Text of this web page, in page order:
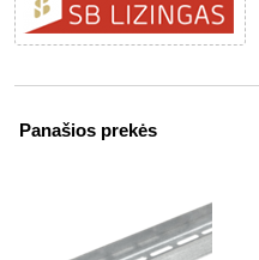
Panašios prekės